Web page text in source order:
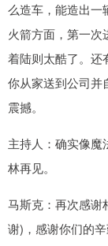
么造车，能造出一
火箭方面，第一次
着陆则太酷了。还
你从家送到公司并
震撼。
主持人：确实像魔
林再见。
马斯克：再次感谢
谢)，感谢你们的辛